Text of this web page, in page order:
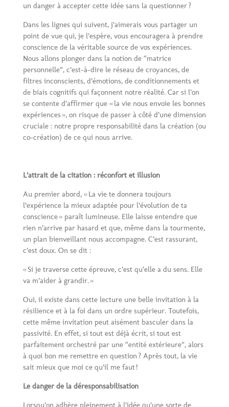
un danger à accepter cette idée sans la questionner ?
Dans les lignes qui suivent, j’aimerais vous partager un
point de vue qui, je l’espère, vous encouragera à prendre
conscience de la véritable source de vos expériences.
Nous allons plonger dans la notion de “matrice
personnelle”, c’est-à-dire le réseau de croyances, de
filtres inconscients, d’émotions, de conditionnements et
de biais cognitifs qui façonnent notre réalité. Car si l’on
se contente d’affirmer que « la vie nous envoie les bonnes
expériences », on risque de passer à côté d’une dimension
cruciale : notre propre responsabilité dans la création (ou
co-création) de ce qui nous arrive.
L’attrait de la citation : réconfort et illusion
Au premier abord, « La vie te donnera toujours
l’expérience la mieux adaptée pour l’évolution de ta
conscience » paraît lumineuse. Elle laisse entendre que
rien n’arrive par hasard et que, même dans la tourmente,
un plan bienveillant nous accompagne. C’est rassurant,
c’est doux. On se dit :
« Si je traverse cette épreuve, c’est qu’elle a du sens. Elle
va m’aider à grandir. »
Oui, il existe dans cette lecture une belle invitation à la
résilience et à la foi dans un ordre supérieur. Toutefois,
cette même invitation peut aisément basculer dans la
passivité. En effet, si tout est déjà écrit, si tout est
parfaitement orchestré par une “entité extérieure”, alors
à quoi bon me remettre en question ? Après tout, la vie
sait mieux que moi ce qu’il me faut !
Le danger de la déresponsabilisation
Lorsqu’on adhère pleinement à l’idée qu’une sorte de